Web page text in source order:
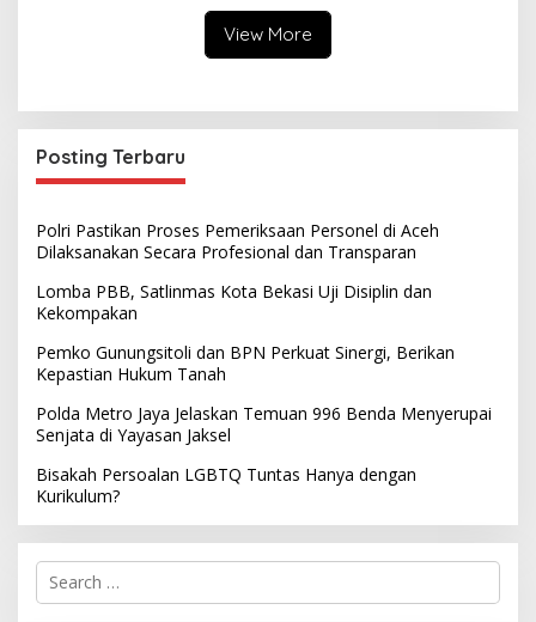
View More
Posting Terbaru
Polri Pastikan Proses Pemeriksaan Personel di Aceh
Dilaksanakan Secara Profesional dan Transparan
Lomba PBB, Satlinmas Kota Bekasi Uji Disiplin dan
Kekompakan
Pemko Gunungsitoli dan BPN Perkuat Sinergi, Berikan
Kepastian Hukum Tanah
Polda Metro Jaya Jelaskan Temuan 996 Benda Menyerupai
Senjata di Yayasan Jaksel
Bisakah Persoalan LGBTQ Tuntas Hanya dengan
Kurikulum?
S